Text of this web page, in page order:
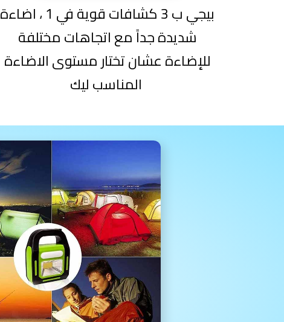
بيجي ب 3 كشافات قوية في 1 ، اضاءة
شديدة جداً مع اتجاهات مختلفة
للإضاءة عشان تختار مستوى الاضاءة